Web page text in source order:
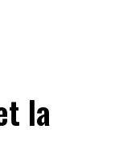
la